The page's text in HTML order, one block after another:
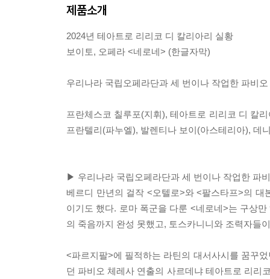
제품소개
2024년 테아트로 리리코 디 칼리아리 실황
보이토, 오페라 <네로네> (한글자막)
우리나라 국립오페라단과 세 번이나 작업한 파비
프란체스코 칠루포(지휘), 테아트로 리리코 디 칼
프란텔리(파누엘), 발렌티나 보이(아스테리아), 데
▶ 우리나라 국립오페라단과 세 번이나 작업한 파
베르디 만년의 걸작 <오텔로>와 <팔스타프>의
이기도 했다. 로마 폭군을 다룬 <네로네>는 구상
의 죽음까지 완성 못했고, 토스카니니와 조력자들
<파르지팔>에 필적하는 라틴의 대서사시를 꿈꾸
던 파비오 체레사 연출의 사르데냐 테아트로 리리